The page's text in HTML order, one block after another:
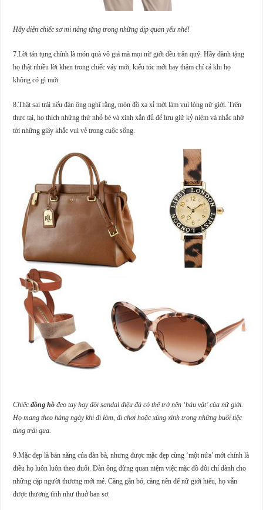
Hãy diện chiếc sơ mi nàng tặng trong những dịp quan yếu nhé!
7.Lời tán tụng chính là món quà vô giá mà mọi nữ giới đều trân quý. Hãy dành tặng
họ thật nhiều lời khen trong chiếc váy mới, kiểu tóc mới hay thậm chí cả khi họ
không có gì mới.
8.Thật sai trái nếu đàn ông nghĩ rằng, món đồ xa xỉ mới làm vui lòng nữ giới. Trên
thực tại, họ thích những thứ nhỏ bé và xinh xắn đủ để lưu giữ kỷ niệm và nhắc nhớ
tới những giây khắc vui vẻ trong cuộc sống.
Chiếcđồng hồ đeo tay hay đôi sandal điệu đà có thể trở nên ‘báu vật’ của nữ giới.
Họ mang theo hàng ngày khi đi làm, đi chơi hoặc xúng xính trong những buổi tiệc
tùng trải qua.
9.Mặc đẹp là bản năng của đàn bà, nhưng được mặc đẹp cùng ‘một nửa’ mới chính là
điều họ luôn luôn theo đuổi. Đàn ông đừng quan niệm việc mặc đồ đôi chỉ dành cho
những cặp người thương mới mẻ. Càng gắn bó, càng nên để nữ giới hiểu, họ vẫn
được thương tình như thuở ban sơ.